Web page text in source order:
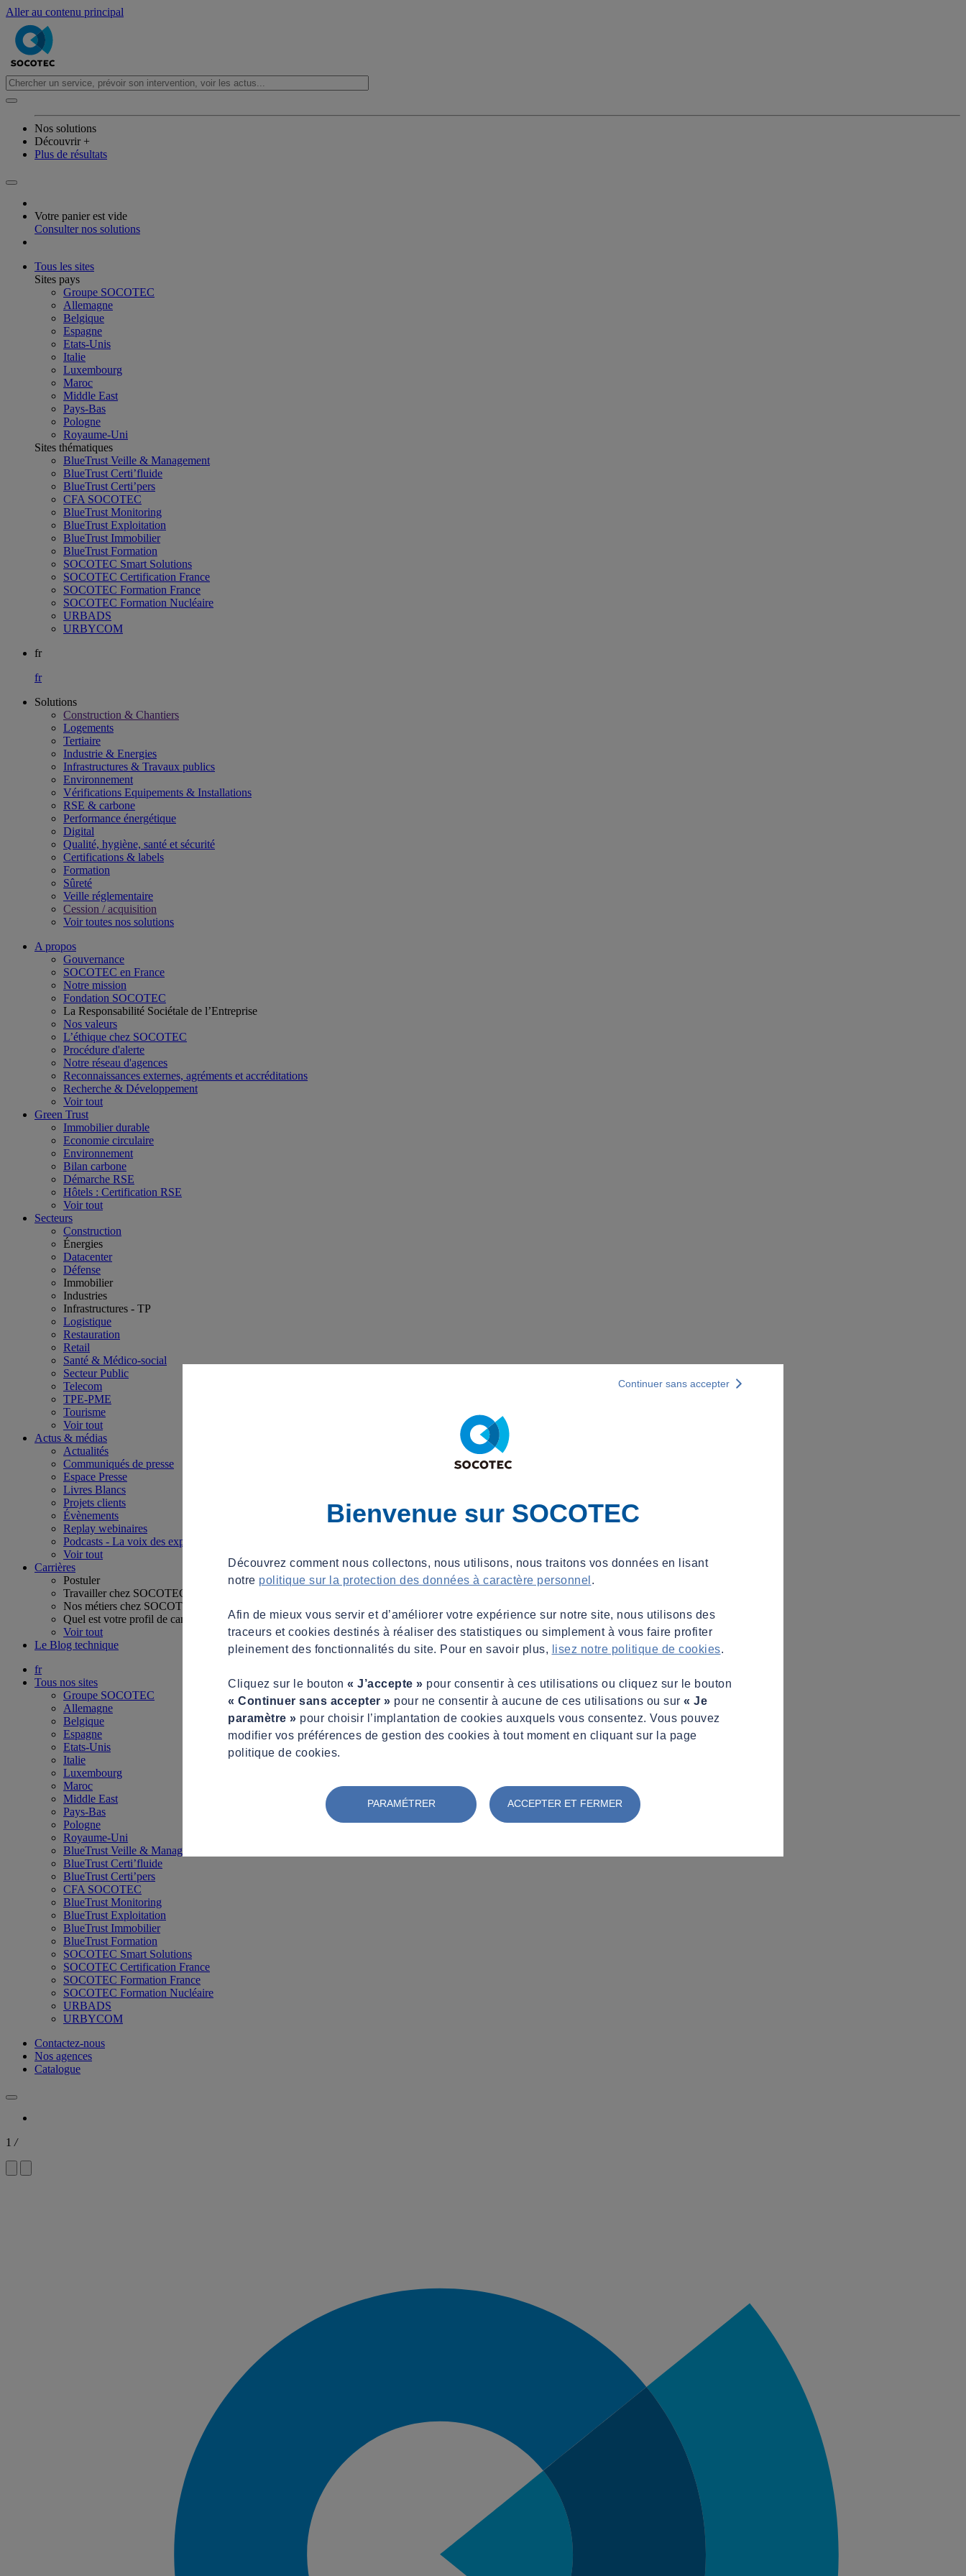
Aller au contenu principal
Nos solutions
Découvrir +
Plus de résultats
Votre panier est vide
Consulter nos solutions
Tous les sites
Sites pays
Groupe SOCOTEC
Allemagne
Belgique
Espagne
Etats-Unis
Italie
Luxembourg
Maroc
Middle East
Pays-Bas
Pologne
Royaume-Uni
Sites thématiques
BlueTrust Veille & Management
BlueTrust Certi’fluide
BlueTrust Certi’pers
CFA SOCOTEC
BlueTrust Monitoring
BlueTrust Exploitation
BlueTrust Immobilier
BlueTrust Formation
SOCOTEC Smart Solutions
SOCOTEC Certification France
SOCOTEC Formation France
SOCOTEC Formation Nucléaire
URBADS
URBYCOM
fr
fr
Solutions
Construction & Chantiers
Logements
Tertiaire​
Industrie & Energies
Infrastructures & Travaux publics​
Environnement​
Vérifications Equipements & Installations​
RSE & carbone​
Performance énergétique​
Digital
Qualité, hygiène, santé et sécurité​
Certifications & labels​
Formation​
Sûreté​
Veille réglementaire
Cession / acquisition​
Voir toutes nos solutions
A propos
Gouvernance
SOCOTEC en France
Notre mission
Fondation SOCOTEC
La Responsabilité Sociétale de l’Entreprise
Nos valeurs
L’éthique chez SOCOTEC
Procédure d'alerte
Notre réseau d'agences
Reconnaissances externes, agréments et accréditations
Recherche & Développement
Voir tout
Green Trust
Immobilier durable
Economie circulaire
Environnement
Bilan carbone
Démarche RSE
Hôtels : Certification RSE
Voir tout
Secteurs
Construction
Énergies
Datacenter
Défense
Immobilier
Industries
Infrastructures - TP
Logistique
Restauration
Retail
Santé & Médico-social
Secteur Public
Telecom
TPE-PME
Tourisme
Voir tout
Actus & médias
Actualités
Communiqués de presse
Espace Presse
Livres Blancs
Projets clients
Évènements
Replay webinaires
Podcasts - La voix des experts
Voir tout
Carrières
Postuler
Travailler chez SOCOTEC
Nos métiers chez SOCOTEC
Quel est votre profil de candidat ?
Voir tout
Le Blog technique
fr
Tous nos sites
Groupe SOCOTEC
Allemagne
Belgique
Espagne
Etats-Unis
Italie
Luxembourg
Maroc
Middle East
Pays-Bas
Pologne
Royaume-Uni
BlueTrust Veille & Management
BlueTrust Certi’fluide
BlueTrust Certi’pers
CFA SOCOTEC
BlueTrust Monitoring
BlueTrust Exploitation
BlueTrust Immobilier
BlueTrust Formation
SOCOTEC Smart Solutions
SOCOTEC Certification France
SOCOTEC Formation France
SOCOTEC Formation Nucléaire
URBADS
URBYCOM
Contactez-nous
Nos agences
Catalogue
1 /
Bienvenue sur SOCOTEC
Découvrez comment nous collectons, nous utilisons, nous traitons vos données en lisant
notre politique sur la protection des données à caractère personnel .
Afin de mieux vous servir et d’améliorer votre expérience sur notre site, nous utilisons des
traceurs et cookies destinés à réaliser des statistiques ou simplement à vous faire profiter
pleinement des fonctionnalités du site. Pour en savoir plus,
lisez notre politique de cookies.
Cliquez sur le bouton « J’accepte » pour consentir à ces utilisations ou cliquez sur le bouton
« Continuer sans accepter » pour ne consentir à aucune de ces utilisations ou sur « Je
paramètre » pour choisir l’implantation de cookies auxquels vous consentez. Vous pouvez
modifier vos préférences de gestion des cookies à tout moment en cliquant sur la page
politique de cookies.
PARAMÉTRER ACCEPTER ET FERMER
Continuer sans accepter